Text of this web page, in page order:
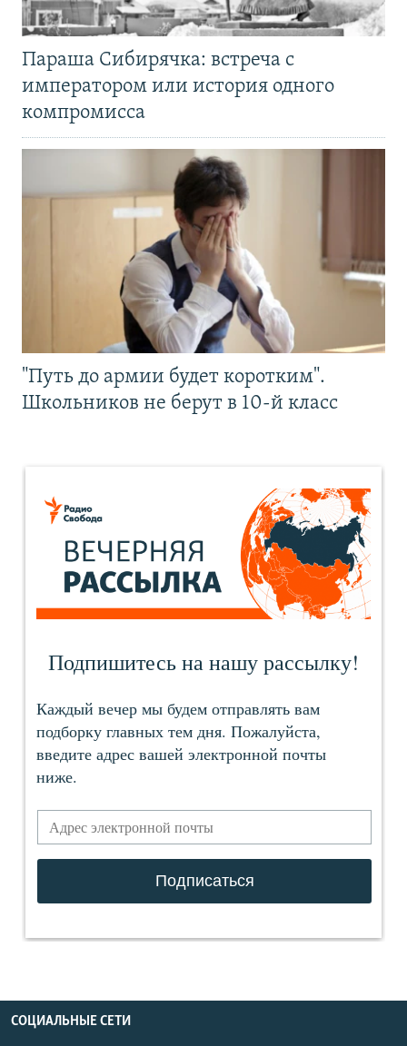
Параша Сибирячка: встреча с
императором или история одного
компромисса
"Путь до армии будет коротким".
Школьников не берут в 10-й класс
СОЦИАЛЬНЫЕ СЕТИ